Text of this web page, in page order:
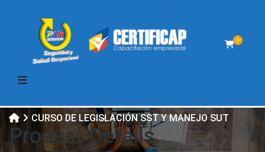
0
CURSO DE LEGISLACIÓN SST Y MANEJO SUT
Product Details